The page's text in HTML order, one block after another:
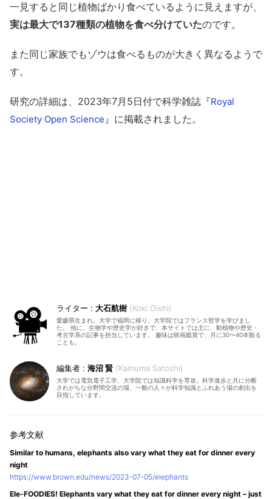
一見すると同じ植物ばかり食べているように見えますが、
実は最大で137種類の植物を食べ分けていたのです。
また同じ家族でもゾウは食べるものが大きく異なるようで
す。
研究の詳細は、2023年7月5日付で科学雑誌『Royal
Society Open Science』に掲載されました。
大石航樹 Koki Oishi
愛媛県生まれ。大学で福岡に移り、大学院ではフランス哲学を学びまし
た。 他に、生物学や歴史学が好きで、本サイトでは主に、動植物や歴史・
考古学系の記事を担当しています。 趣味は映画鑑賞で、月に30〜40本観る
ことも。
海沼 賢 Kainuma Satoshi
大学では電気電子工学、大学院では知識科学を専攻。科学進歩と共に分断
されがちな分野間交流の場、一般の人々が科学知識とふれあう場の創出を
目指しています。
Similar to humans, elephants also vary what they eat for dinner every
night
https://www.brown.edu/news/2023-07-05/elephants
Ele-FOODIES! Elephants vary what they eat for dinner every night – just